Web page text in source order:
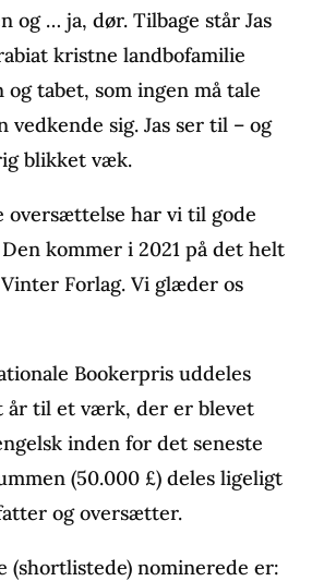
og … ja, dør. Tilbage står Jas
kristne landbofamilie
og tabet, som ingen må tale
vedkende sig. Jas ser til – og
blikket væk.
oversættelse har vi til gode
kommer i 2021 på det helt
Forlag. Vi glæder os
Bookerpris uddeles
år til et værk, der er blevet
inden for det seneste
(50.000 £) deles ligeligt
og oversætter.
(shortlistede) nominerede er: